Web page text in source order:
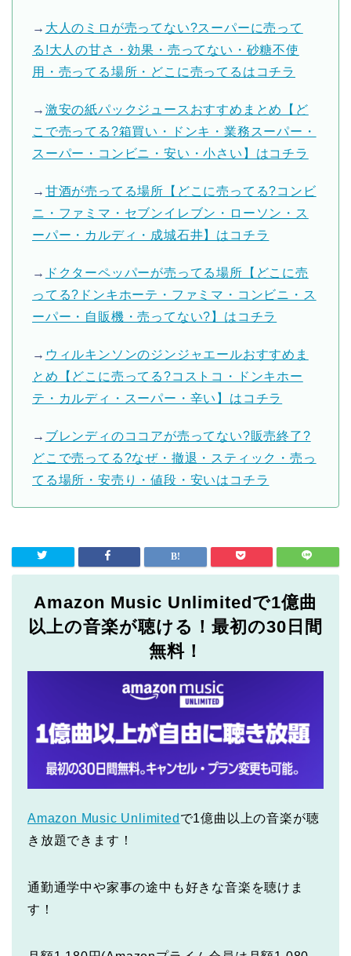
→ 大人のミロが売ってない?スーパーに売って
る!大人の甘さ・効果・売ってない・砂糖不使
用・売ってる場所・どこに売ってるはコチラ
→ 激安の紙パックジュースおすすめまとめ【ど
こで売ってる?箱買い・ドンキ・業務スーパー・
スーパー・コンビニ・安い・小さい】はコチラ
→ 甘酒が売ってる場所【どこに売ってる?コンビ
ニ・ファミマ・セブンイレブン・ローソン・ス
ーパー・カルディ・成城石井】はコチラ
→ ドクターペッパーが売ってる場所【どこに売
ってる?ドンキホーテ・ファミマ・コンビニ・ス
ーパー・自販機・売ってない?】はコチラ
→ ウィルキンソンのジンジャエールおすすめま
とめ【どこに売ってる?コストコ・ドンキホー
テ・カルディ・スーパー・辛い】はコチラ
→ ブレンディのココアが売ってない?販売終了?
どこで売ってる?なぜ・撤退・スティック・売っ
てる場所・安売り・値段・安いはコチラ
Amazon Music Unlimitedで1億曲
以上の音楽が聴ける！最初の30日間
無料！
Amazon Music Unlimited で1億曲以上の音楽が聴
き放題できます！
通勤通学中や家事の途中も好きな音楽を聴けま
す！